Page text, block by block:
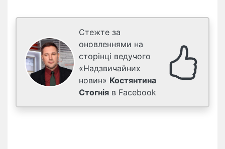
Стежте за
оновленнями на
сторінці ведучого
«Надзвичайних
новин» Костянтина
Стогнія в Facebook